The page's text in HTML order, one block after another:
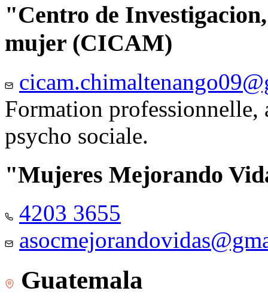
"Centro de
mujer (CICAM)
Formation professionnelle,
psycho sociale.
"Mujeres Mejorando
4203 3655
Guatemala